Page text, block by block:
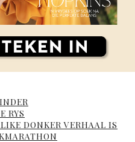
RYS
DONKER VERHAAL IS